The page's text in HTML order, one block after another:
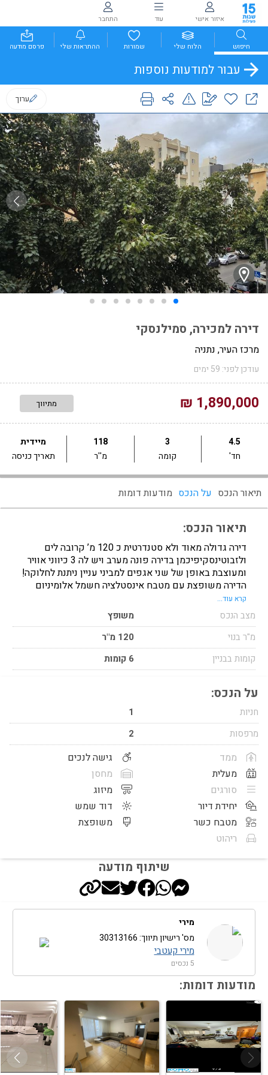
איזור אישי עוד התחבר
חיפוש הלוח שלי שמורות ההתראות שלי פרסם מודעה
עבור למודעות נוספות
ערוך
דירה למכירה, סמילנסקי
מרכז העיר, נתניה
עודכן לפני: 59 ימים
1,890,000 ₪ מתיווך
4.5
חד'
3
קומה
118
מ''ר
מיידית
תאריך כניסה
תיאור הנכס על הנכס מודעות דומות
תיאור הנכס:
דירה גדולה מאוד ולא סטנדרטית כ 120 מ’ קרובה לים
ולזבוטינסקיפיכמן בדירה פונה מערב ויש לה 3 כיווני אוויר
ומעוצבת באופן של שני אגפים למביני עניין ניתנת לחלוקה❗️
הדירה משופצת עם מטבח אינסטלציה חשמל אלומיניום
ועוד.. בניין מטופח צעלית חניה מקורה פנוייה מיידי❗️
קרא עוד...
מצב הנכס
משופץ
מ"ר בנוי
120 מ"ר
קומות בבניין
6 קומות
על הנכס:
חניות
1
מרפסות
2
ממד
מעלית
סורגים
יחידת דיור
מטבח כשר
ריהוט
גישה לנכים
מחסן
מיזוג
דוד שמש
משופצת
שיתוף מודעה
מירי
מס' רישיון תיווך: 30313166
מירי קעטבי
5 נכסים
מודעות דומות: